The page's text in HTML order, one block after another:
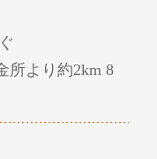
より約2km 8